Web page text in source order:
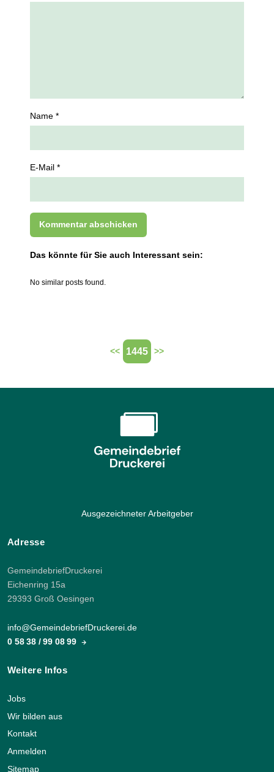
Name *
E-Mail *
Das könnte für Sie auch Interessant sein:
No similar posts found.
<< 1445 >>
Ausgezeichneter Arbeitgeber
Adresse
GemeindebriefDruckerei
Eichenring 15a
29393 Groß Oesingen
info@GemeindebriefDruckerei.de
0 58 38 / 99 08 99
Weitere Infos
Jobs
Wir bilden aus
Kontakt
Anmelden
Sitemap